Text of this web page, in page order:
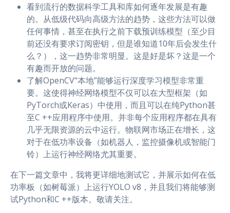
看到流行的数据科学工具和库如何逐年发展是有趣
的。从低级代码向高级方法的趋势，这些方法可以做
任何事情，甚至在执行之前下载预训练模型（至少目
前还没有要求订阅密钥，但是谁知道10年后会发生什
么？），这一趋势非常明显。这是好是坏？这是一个
有趣而开放的问题。
了解OpenCV“本地”能够运行深度学习模型非常重
要。这使得神经网络模型不仅可以在大型框架（如
PyTorch或Keras）中使用，而且可以在纯Python甚
至C ++应用程序中使用。并非每个应用程序都在具有
几乎无限资源的云中运行。物联网市场正在增长，这
对于在低功率设备（如机器人，监控摄像机或智能门
铃）上运行神经网络尤其重要。
在下一篇文章中，我将更详细地测试它，并展示如何在低
功率板（如树莓派）上运行YOLO v8，并且我们将能够测
试Python和C ++版本。敬请关注。